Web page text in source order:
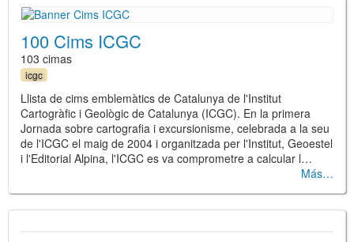
100 Cims ICGC
103 cimas
icgc
Llista de cims emblemàtics de Catalunya de l'Institut
Cartogràfic i Geològic de Catalunya (ICGC). En la primera
Jornada sobre cartografia i excursionisme, celebrada a la seu
de l'ICGC el maig de 2004 i organitzada per l'Institut, Geoestel
i l'Editorial Alpina, l'ICGC es va comprometre a calcular l…
Más